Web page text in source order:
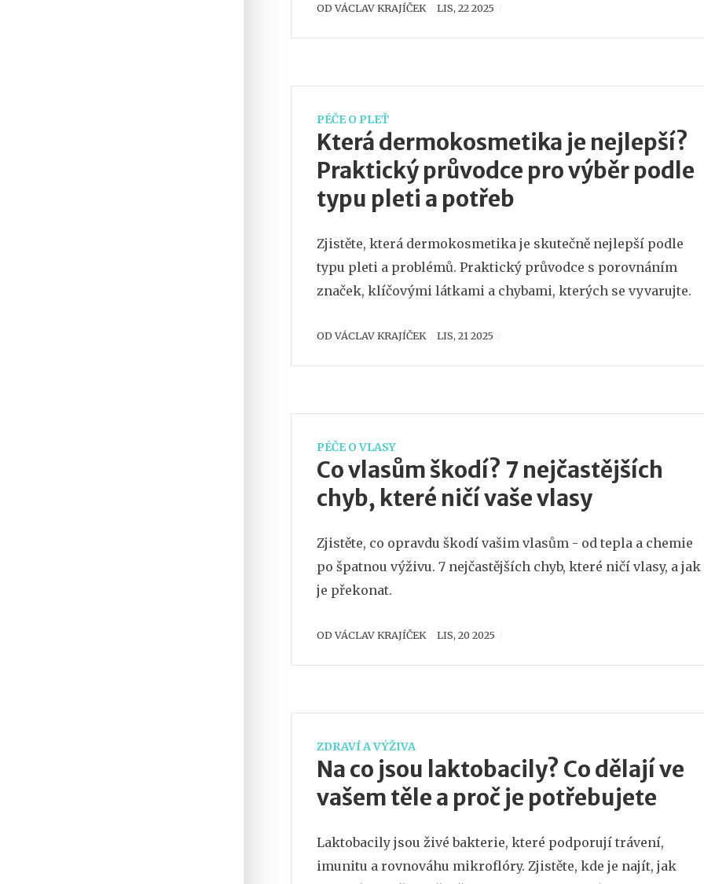
ODVÁCLAV KRAJÍČEK LIS, 22 2025
PÉČE O PLEŤ
Která dermokosmetika je nejlepší?
Praktický průvodce pro výběr podle
typu pleti a potřeb
Zjistěte, která dermokosmetika je skutečně nejlepší podle
typu pleti a problémů. Praktický průvodce s porovnáním
značek, klíčovými látkami a chybami, kterých se vyvarujte.
ODVÁCLAV KRAJÍČEK LIS, 21 2025
PÉČE O VLASY
Co vlasům škodí? 7 nejčastějších
chyb, které ničí vaše vlasy
Zjistěte, co opravdu škodí vašim vlasům - od tepla a chemie
po špatnou výživu. 7 nejčastějších chyb, které ničí vlasy, a jak
je překonat.
ODVÁCLAV KRAJÍČEK LIS, 20 2025
ZDRAVÍ A VÝŽIVA
Na co jsou laktobacily? Co dělají ve
vašem těle a proč je potřebujete
Laktobacily jsou živé bakterie, které podporují trávení,
imunitu a rovnováhu mikroflóry. Zjistěte, kde je najít, jak